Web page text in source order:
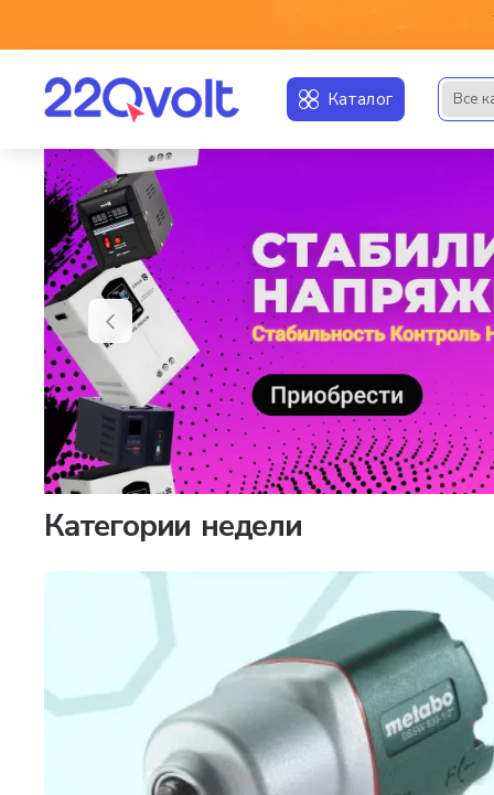
Каталог Все
Категории недели